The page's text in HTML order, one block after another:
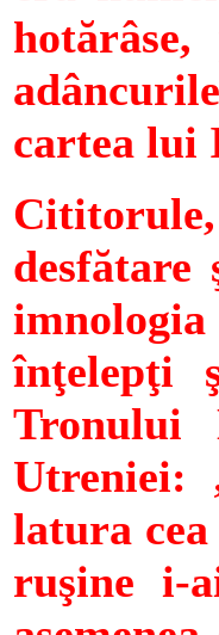
cartea lui
Cititorule,
înţelepţi
Tronului
Utreniei:
latura
ruşine i-